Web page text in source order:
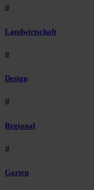
#
Landwirtschaft
#
Design
#
Regional
#
Garten